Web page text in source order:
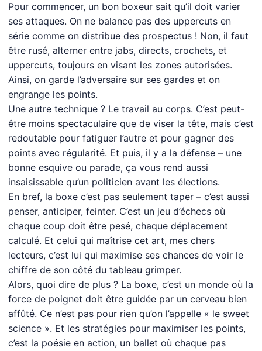
Pour commencer, un bon boxeur sait qu’il doit varier
ses attaques. On ne balance pas des uppercuts en
série comme on distribue des prospectus ! Non, il faut
être rusé, alterner entre jabs, directs, crochets, et
uppercuts, toujours en visant les zones autorisées.
Ainsi, on garde l’adversaire sur ses gardes et on
engrange les points.
Une autre technique ? Le travail au corps. C’est peut-
être moins spectaculaire que de viser la tête, mais c’est
redoutable pour fatiguer l’autre et pour gagner des
points avec régularité. Et puis, il y a la défense – une
bonne esquive ou parade, ça vous rend aussi
insaisissable qu’un politicien avant les élections.
En bref, la boxe c’est pas seulement taper – c’est aussi
penser, anticiper, feinter. C’est un jeu d’échecs où
chaque coup doit être pesé, chaque déplacement
calculé. Et celui qui maîtrise cet art, mes chers
lecteurs, c’est lui qui maximise ses chances de voir le
chiffre de son côté du tableau grimper.
Alors, quoi dire de plus ? La boxe, c’est un monde où la
force de poignet doit être guidée par un cerveau bien
affûté. Ce n’est pas pour rien qu’on l’appelle « le sweet
science ». Et les stratégies pour maximiser les points,
c’est la poésie en action, un ballet où chaque pas